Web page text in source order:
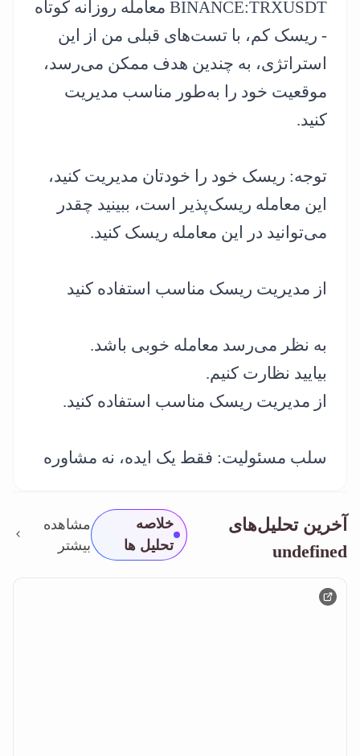
BINANCE:TRXUSDT معامله روزانه کوتاه
- ریسک کم، با تست‌های قبلی من از این
استراتژی، به چندین هدف ممکن می‌رسد،
موقعیت خود را به‌طور مناسب مدیریت
کنید.
توجه: ریسک خود را خودتان مدیریت کنید،
این معامله ریسک‌پذیر است، ببینید چقدر
می‌توانید در این معامله ریسک کنید.
از مدیریت ریسک مناسب استفاده کنید
به نظر می‌رسد معامله خوبی باشد.
بیایید نظارت کنیم.
از مدیریت ریسک مناسب استفاده کنید.
سلب مسئولیت: فقط یک ایده، نه مشاوره
آخرین تحلیل‌های
undefined
خلاصه
تحلیل ها
مشاهده
بیشتر